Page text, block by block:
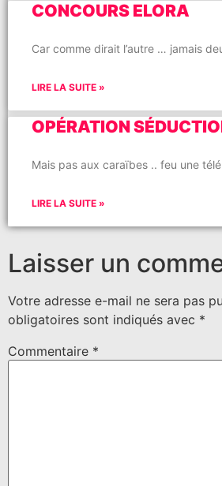
CONCOURS ELORA
Car comme dirait l’autre … jamais
LIRE LA SUITE »
OPÉRATION
Mais pas aux caraïbes .. feu une
LIRE LA SUITE »
Laisser un
Votre adresse e-mail ne sera pas
obligatoires sont indiqués avec *
Commentaire *